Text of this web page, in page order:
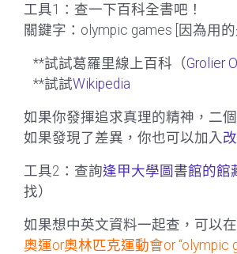
工具1：查一下百科全書吧！
關鍵字：olympic games [因為用
**試試葛羅里線上百科（Grolier
**試試Wikipedia
如果你發揮追求真理的精神，二
如果發現了差異，你也可以加入
工具2：查詢逢甲大學圖書館的館
找）
如果想中英文資料一起查，可以
奧運or奧林匹克運動會or “olympic